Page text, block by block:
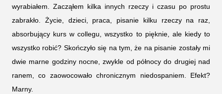
wyrabiałem. Zacząłem kilka innych rzeczy i czasu po prostu
zabrakło. Życie, dzieci, praca, pisanie kilku rzeczy na raz,
absorbujący kurs w collegu, wszystko to pięknie, ale kiedy to
wszystko robić? Skończyło się na tym, że na pisanie zostały mi
dwie marne godziny nocne, zwykle od północy do drugiej nad
ranem, co zaowocowało chronicznym niedospaniem. Efekt?
Marny.